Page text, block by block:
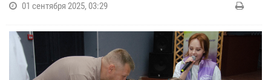
01 сентября 2025, 03:29